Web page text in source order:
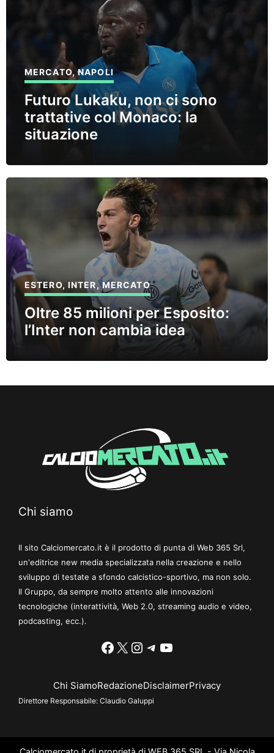
MERCATO,NAPOLI
Futuro Lukaku, non ci sono
trattative col Monaco: la
situazione
ESTERO, INTER,MERCATO
Oltre 85 milioni per Esposito:
l’Inter non cambia idea
Chi siamo
Il sito Calciomercato.it è il prodotto di punta di Web 365 Srl,
un'editrice new media specializzata nella creazione e nello
sviluppo di testate a sfondo calcistico-sportivo, ma non solo.
Il Gruppo, da sempre molto attento alle innovazioni
tecnologiche (interattività, Web 2.0, streaming audio e video,
podcasting, ecc.).
Facebook
X Instagram
Telegram
YouTube
Chi SiamoRedazioneDisclaimerPrivacy
Direttore Responsabile: Claudio Galuppi